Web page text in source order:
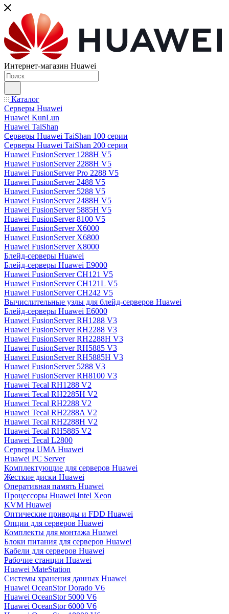
Интернет-магазин Huawei
Каталог
Серверы Huawei
Huawei KunLun
Huawei TaiShan
Серверы Huawei TaiShan 100 серии
Серверы Huawei TaiShan 200 серии
Huawei FusionServer 1288H V5
Huawei FusionServer 2288H V5
Huawei FusionServer Pro 2288 V5
Huawei FusionServer 2488 V5
Huawei FusionServer 5288 V5
Huawei FusionServer 2488H V5
Huawei FusionServer 5885H V5
Huawei FusionServer 8100 V5
Huawei FusionServer X6000
Huawei FusionServer X6800
Huawei FusionServer X8000
Блейд-серверы Huawei
Блейд-серверы Huawei E9000
Huawei FusionServer CH121 V5
Huawei FusionServer CH121L V5
Huawei FusionServer CH242 V5
Вычислительные узлы для блейд-серверов Huawei
Блейд-серверы Huawei E6000
Huawei FusionServer RH1288 V3
Huawei FusionServer RH2288 V3
Huawei FusionServer RH2288H V3
Huawei FusionServer RH5885 V3
Huawei FusionServer RH5885H V3
Huawei FusionServer 5288 V3
Huawei FusionServer RH8100 V3
Huawei Tecal RH1288 V2
Huawei Tecal RH2285H V2
Huawei Tecal RH2288 V2
Huawei Tecal RH2288A V2
Huawei Tecal RH2288H V2
Huawei Tecal RH5885 V2
Huawei Tecal L2800
Серверы UMA Huawei
Huawei PC Server
Комплектующие для серверов Huawei
Жесткие диски Huawei
Оперативная память Huawei
Процессоры Huawei Intel Xeon
KVM Huawei
Оптические приводы и FDD Huawei
Опции для серверов Huawei
Комплекты для монтажа Huawei
Блоки питания для серверов Huawei
Кабели для серверов Huawei
Рабочие станции Huawei
Huawei MateStation
Системы хранения данных Huawei
Huawei OceanStor Dorado V6
Huawei OceanStor 5000 V6
Huawei OceanStor 6000 V6